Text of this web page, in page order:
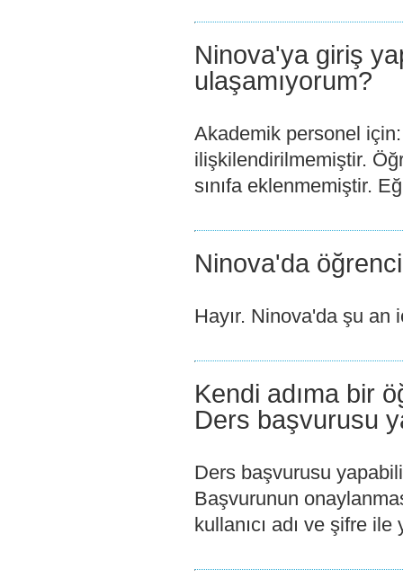
Ninova'ya giriş
ulaşamıyorum?
Akademik personel için:
ilişkilendirilmemiştir.
sınıfa eklenmemiştir.
Ninova'da
Hayır. Ninova'da şu an
Kendi adıma bir
Ders başvurusu
Ders başvurusu
Başvurunun
kullanıcı adı ve şifre ile